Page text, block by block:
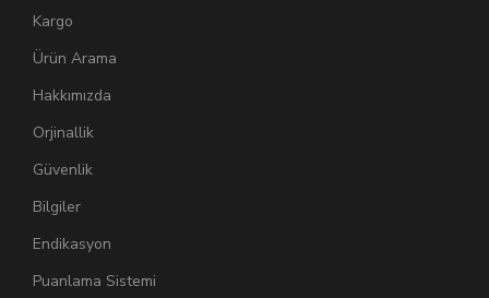
Kargo
Ürün Arama
Hakkımızda
Orjinallik
Güvenlik
Bilgiler
Endikasyon
Puanlama Sistemi